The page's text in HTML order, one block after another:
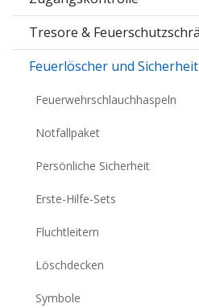
Feuerlöscher und Sicherheit
Feuerwehrschlauchhaspeln
Notfallpaket
Persönliche Sicherheit
Erste-Hilfe-Sets
Fluchtleitern
Löschdecken
Symbole